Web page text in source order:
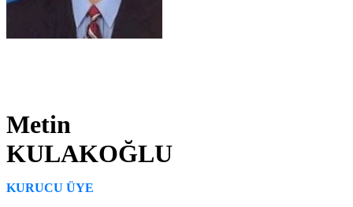
Metin
KULAKOĞLU
KURUCU ÜYE